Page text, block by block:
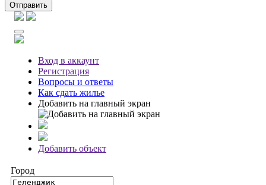
Отправить
Вход в аккаунт
Регистрация
Вопросы и ответы
Как сдать жилье
Добавить на главный экран
Добавить объект
Город